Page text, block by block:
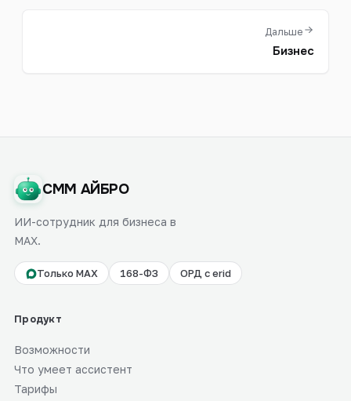
Дальше
Бизнес
СММ АЙБРО
ИИ-сотрудник для бизнеса в
MAX.
Только MAX 168-ФЗ ОРД с erid
Продукт
Возможности
Что умеет ассистент
Тарифы